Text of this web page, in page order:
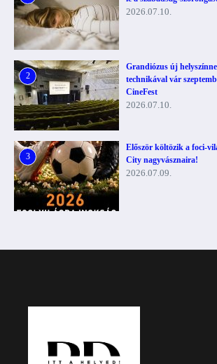
2026.07.10.
2
Grandiózus új
technikával vár
CineFest
2026.07.10.
3
Először költözik a foci-
City nagyvásznaira!
2026.07.09.